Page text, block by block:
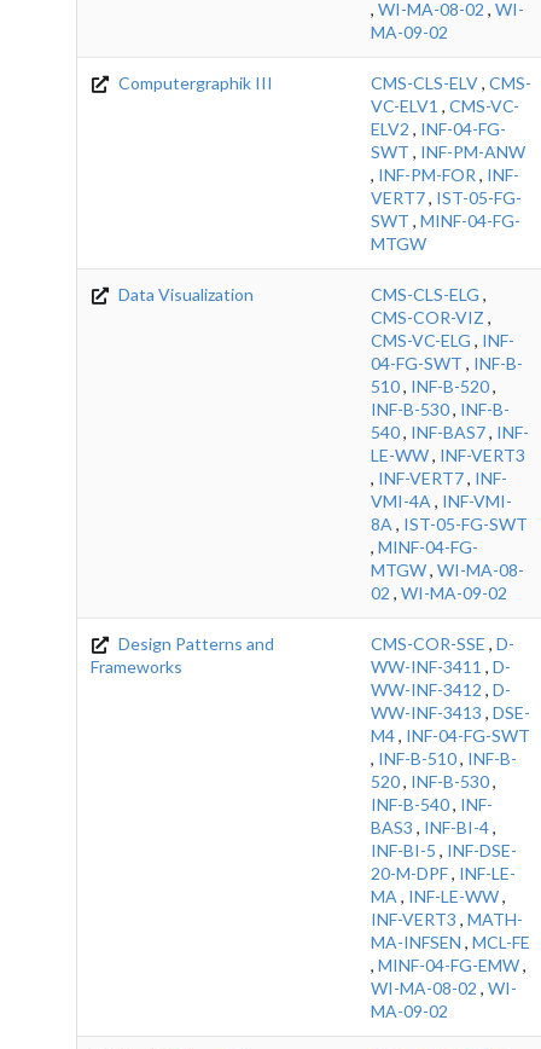
, WI-MA-08-02 , WI-
MA-09-02
Computergraphik III CMS-CLS-ELV, CMS-
VC-ELV1 , CMS-VC-
ELV2 , INF-04-FG-
SWT , INF-PM-ANW
, INF-PM-FOR , INF-
VERT7, IST-05-FG-
SWT , MINF-04-FG-
MTGW
Data Visualization CMS-CLS-ELG ,
CMS-COR-VIZ ,
CMS-VC-ELG , INF-
04-FG-SWT , INF-B-
510, INF-B-520,
INF-B-530, INF-B-
540, INF-BAS7, INF-
LE-WW, INF-VERT3
, INF-VERT7, INF-
VMI-4A , INF-VMI-
8A , IST-05-FG-SWT
, MINF-04-FG-
MTGW, WI-MA-08-
02 , WI-MA-09-02
Design Patterns and
Frameworks
CMS-COR-SSE , D-
WW-INF-3411 , D-
WW-INF-3412 , D-
WW-INF-3413 , DSE-
M4, INF-04-FG-SWT
, INF-B-510, INF-B-
520, INF-B-530,
INF-B-540, INF-
BAS3 , INF-BI-4,
INF-BI-5 , INF-DSE-
20-M-DPF, INF-LE-
MA , INF-LE-WW,
INF-VERT3 , MATH-
MA-INFSEN , MCL-FE
, MINF-04-FG-EMW,
WI-MA-08-02 , WI-
MA-09-02